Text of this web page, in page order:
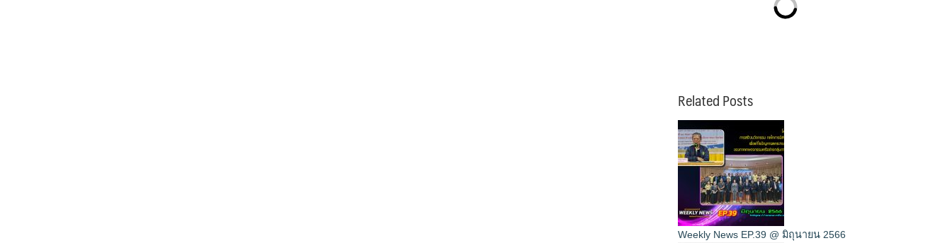
Related Posts
Weekly News EP.39 @ มิถุนายน 2566